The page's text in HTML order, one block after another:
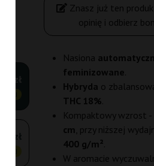
zł
zł
Znasz już ten
opinię i odbierz
Nasiona
feminizowane
Hybryda o
THC 18%
Kompaktowy wzrost -
cm , przy niższej
400 g/m²
W aromacie